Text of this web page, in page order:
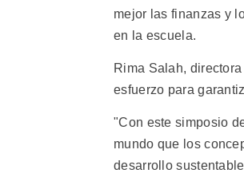
mejor las finanzas y
en la escuela.
Rima Salah,
esfuerzo para
"Con este simposio
mundo que los
desarrollo